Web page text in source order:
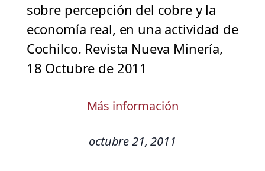
sobre percepción del cobre y la
economía real, en una actividad de
Cochilco. Revista Nueva Minería,
18 Octubre de 2011
Más información
octubre 21, 2011